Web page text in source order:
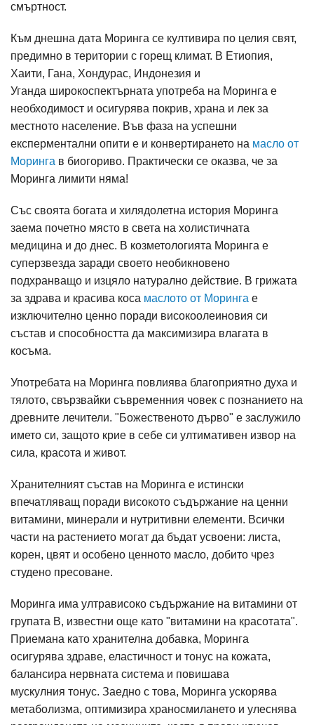
смъртност.
Към днешна дата Моринга се култивира по целия свят,
предимно в територии с горещ климат. В Етиопия,
Хаити, Гана, Хондурас, Индонезия и
Уганда широкоспектърната употреба на Моринга е
необходимост и осигурява покрив, храна и лек за
местното население. Във фаза на успешни
експерментални опити е и конвертирането на масло от
Моринга в биогориво. Практически се оказва, че за
Моринга лимити няма!
Със своята богата и хилядолетна история Моринга
заема почетно място в света на холистичната
медицина и до днес. В козметологията Моринга е
суперзвезда заради своето необикновено
подхранващо и изцяло натурално действие. В грижата
за здрава и красива коса маслото от Моринга е
изключително ценно поради високоолеиновия си
състав и способността да максимизира влагата в
косъма.
Употребата на Моринга повлиява благоприятно духа и
тялото, свързвайки съвременния човек с познанието на
древните лечители. "Божественото дърво" е заслужило
името си, защото крие в себе си ултимативен извор на
сила, красота и живот.
Хранителният състав на Моринга е истински
впечатляващ поради високото съдържание на ценни
витамини, минерали и нутритивни елементи. Всички
части на растението могат да бъдат усвоени: листа,
корен, цвят и особено ценното масло, добито чрез
студено пресоване.
Моринга има ултрависоко съдържание на витамини от
групата В, известни още като "витамини на красотата".
Приемана като хранителна добавка, Моринга
осигурява здраве, еластичност и тонус на кожата,
балансира нервната система и повишава
мускулния тонус. Заедно с това, Моринга ускорява
метаболизма, оптимизира храносмилането и улеснява